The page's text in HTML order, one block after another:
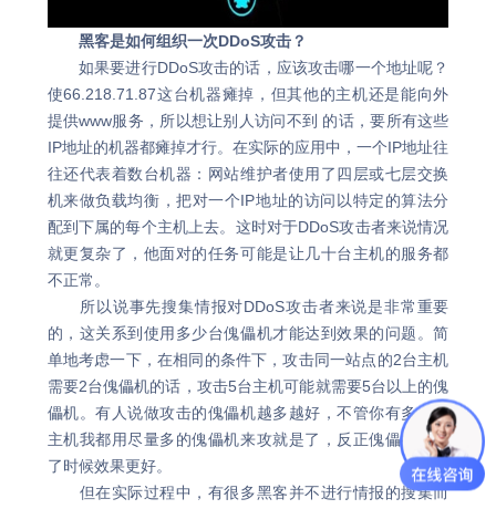
黑客是如何组织一次DDoS攻击？
如果要进行DDoS攻击的话，应该攻击哪一个地址呢？
使66.218.71.87这台机器瘫掉，但其他的主机还是能向外
提供www服务，所以想让别人访问不到 的话，要所有这些
IP地址的机器都瘫掉才行。在实际的应用中，一个IP地址往
往还代表着数台机器：网站维护者使用了四层或七层交换
机来做负载均衡，把对一个IP地址的访问以特定的算法分
配到下属的每个主机上去。这时对于DDoS攻击者来说情况
就更复杂了，他面对的任务可能是让几十台主机的服务都
不正常。
所以说事先搜集情报对DDoS攻击者来说是非常重要
的，这关系到使用多少台傀儡机才能达到效果的问题。简
单地考虑一下，在相同的条件下，攻击同一站点的2台主机
需要2台傀儡机的话，攻击5台主机可能就需要5台以上的傀
儡机。有人说做攻击的傀儡机越多越好，不管你有多少台
主机我都用尽量多的傀儡机来攻就是了，反正傀儡机超过
了时候效果更好。
但在实际过程中，有很多黑客并不进行情报的搜集而